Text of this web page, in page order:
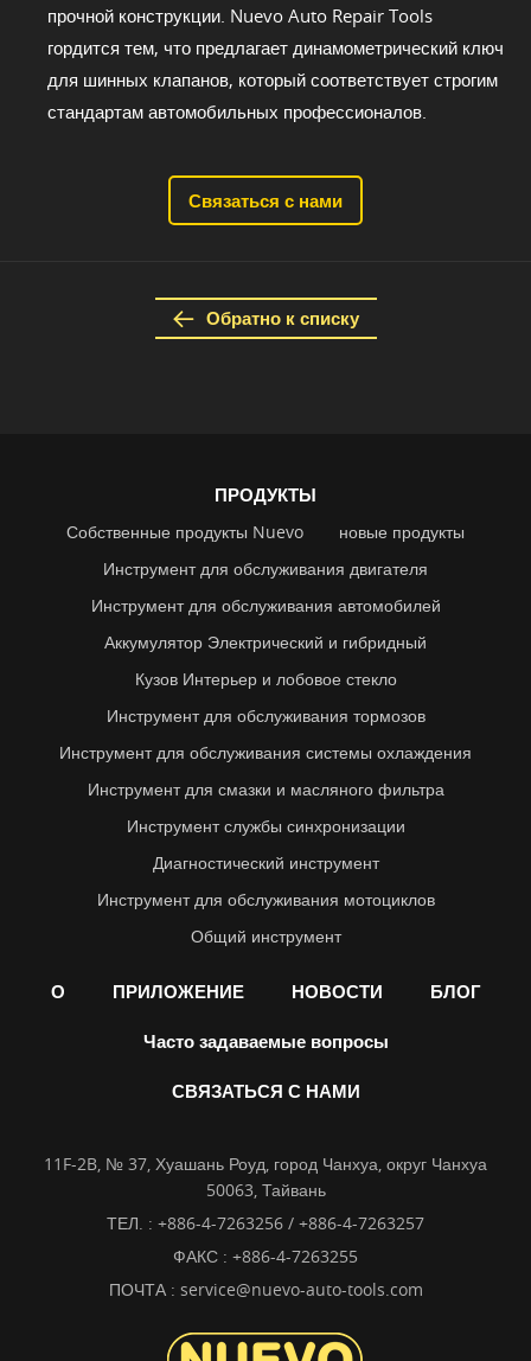
прочной конструкции. Nuevo Auto Repair Tools
гордится тем, что предлагает динамометрический ключ
для шинных клапанов, который соответствует строгим
стандартам автомобильных профессионалов.
Связаться с нами
Обратно к списку
ПРОДУКТЫ
Собственные продукты Nuevo
новые продукты
Инструмент для обслуживания двигателя
Инструмент для обслуживания автомобилей
Аккумулятор Электрический и гибридный
Кузов Интерьер и лобовое стекло
Инструмент для обслуживания тормозов
Инструмент для обслуживания системы охлаждения
Инструмент для смазки и масляного фильтра
Инструмент службы синхронизации
Диагностический инструмент
Инструмент для обслуживания мотоциклов
Общий инструмент
О ПРИЛОЖЕНИЕ НОВОСТИ БЛОГ
Часто задаваемые вопросы
СВЯЗАТЬСЯ С НАМИ
11F-2B, № 37, Хуашань Роуд, город Чанхуа, округ Чанхуа
50063, Тайвань
ТЕЛ. : +886-4-7263256 / +886-4-7263257
ФАКС : +886-4-7263255
ПОЧТА : service@nuevo-auto-tools.com